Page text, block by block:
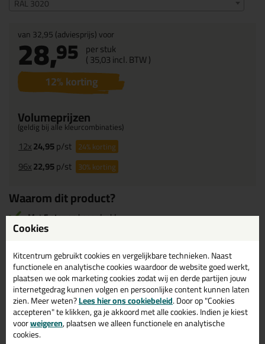
RAL 3020
van32,95(adviesprijs) voor
28,95 per stuk
(35,03incl. BTW )
12% korting
Volumeprijzen
(geldig bij alle kleurcombinaties)
12x24,95p/st 24%korting
96x22,95p/st 30%korting
Waarom dit product?
Met5 sterrenbeoordeeld
Acrylaatkit op
Acrylaatkit opSikkens kleurgemaakt
Meer dan 17.000 kleuren beschikbaar!
Omschrijving Specificaties Reviews (1)
Cookies
Kitcentrum gebruikt cookies en vergelijkbare technieken. Naast
functionele en analytische cookies waardoor de website goed werkt,
plaatsen we ook marketing cookies zodat wij en derde partijen jouw
internetgedrag kunnen volgen en persoonlijke content kunnen laten
zien. Meer weten?Lees hier ons cookiebeleid. Door op "Cookies
accepteren" te klikken, ga je akkoord met alle cookies. Indien je kiest
voorweigeren, plaatsen we alleen functionele en analytische
cookies.